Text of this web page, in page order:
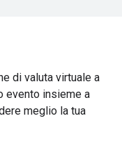
di valuta virtuale a
evento insieme a
meglio la tua